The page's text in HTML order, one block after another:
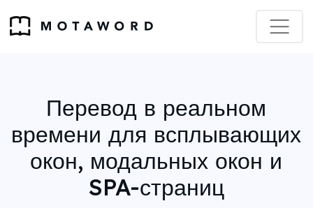
Перевод в реальном
времени для всплывающих
окон, модальных окон и
SPA-страниц